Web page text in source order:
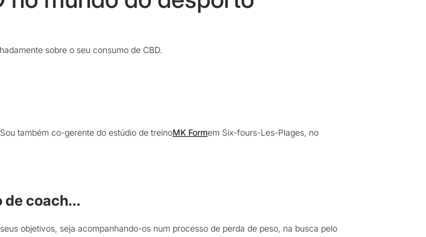
sobre o seu consumo de CBD.
também co-gerente do estúdio de treinoMK Formem Six-fours-Les-Plages, no
de coach…
objetivos, seja acompanhando-os num processo de perda de peso, na busca pelo